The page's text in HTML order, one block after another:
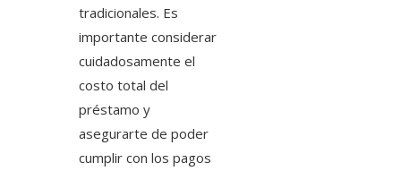
tradicionales. Es
importante considerar
cuidadosamente el
costo total del
préstamo y
asegurarte de poder
cumplir con los pagos